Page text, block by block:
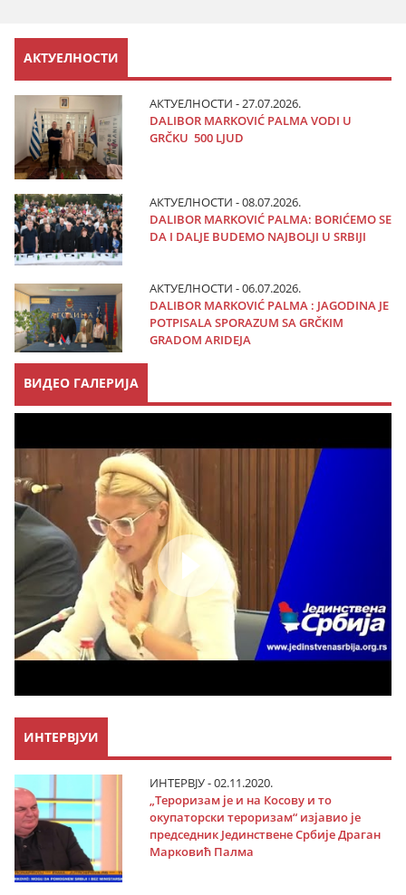
АКТУЕЛНОСТИ
АКТУЕЛНОСТИ - 27.07.2026.
DALIBOR MARKOVIĆ PALMA VODI U
GRČKU 500 LJUD
АКТУЕЛНОСТИ - 08.07.2026.
DALIBOR MARKOVIĆ PALMA: BORIĆEMO SE
DA I DALJE BUDEMO NAJBOLJI U SRBIJI
АКТУЕЛНОСТИ - 06.07.2026.
DALIBOR MARKOVIĆ PALMA : JAGODINA JE
POTPISALA SPORAZUM SA GRČKIM
GRADOM ARIDEJA
ВИДЕО ГАЛЕРИЈА
ИНТЕРВЈУИ
ИНТЕРВЈУ - 02.11.2020.
„Тероризам је и на Косову и то
окупаторски тероризам“ изјавио је
председник Јединствене Србије Драган
Марковић Палма